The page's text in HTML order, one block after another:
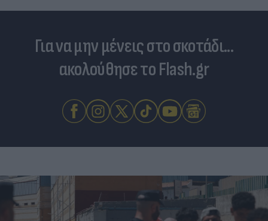
Για να μην μένεις στο σκοτάδι...
ακολούθησε το Flash.gr